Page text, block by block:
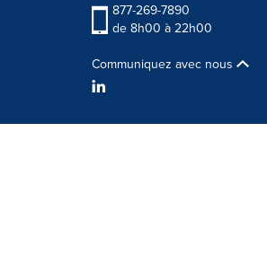
877-269-7890
de 8h00 à 22h00
Communiquez avec nous